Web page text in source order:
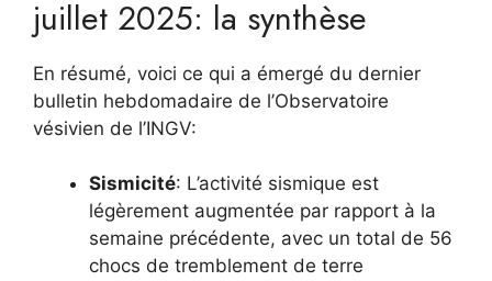
juillet 2025: la synthèse
En résumé, voici ce qui a émergé du dernier
bulletin hebdomadaire de l’Observatoire
vésivien de l’INGV:
Sismicité: L’activité sismique est
légèrement augmentée par rapport à la
semaine précédente, avec un total de 56
chocs de tremblement de terre